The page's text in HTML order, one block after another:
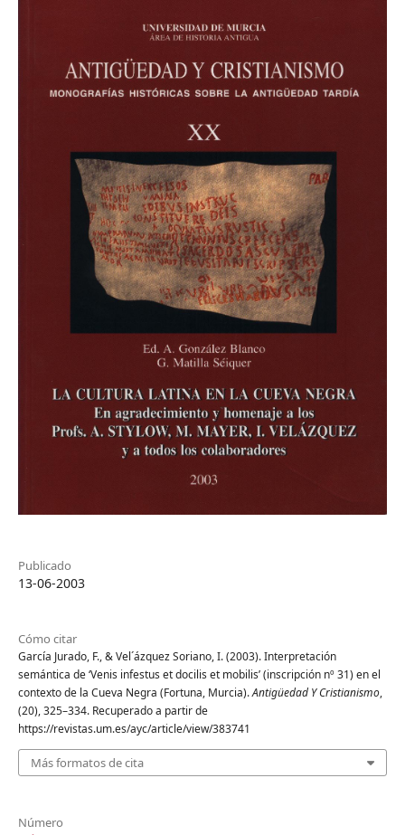
Publicado
13-06-2003
Cómo citar
García Jurado, F., & Vel´ázquez Soriano, I. (2003). Interpretación
semántica de ‘Venis infestus et docilis et mobilis’ (inscripción nº 31) en el
contexto de la Cueva Negra (Fortuna, Murcia).Antigüedad Y Cristianismo,
(20), 325–334. Recuperado a partir de
https://revistas.um.es/ayc/article/view/383741
Más formatos de cita
Número